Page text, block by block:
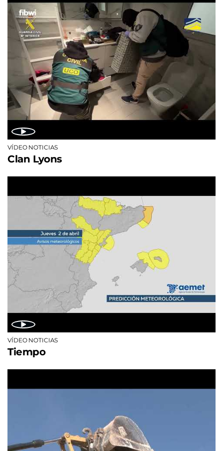
VÍDEO NOTICIAS
Clan Lyons
VÍDEO NOTICIAS
Tiempo